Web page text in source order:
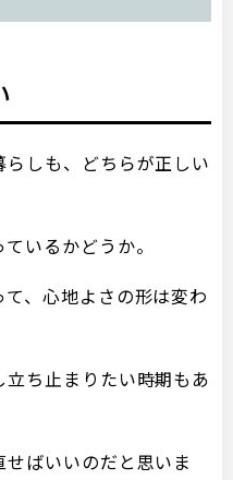
しも、どちらが正しい
いるかどうか。
、心地よさの形は変わ
ち止まりたい時期もあ
ばいいのだと思いま